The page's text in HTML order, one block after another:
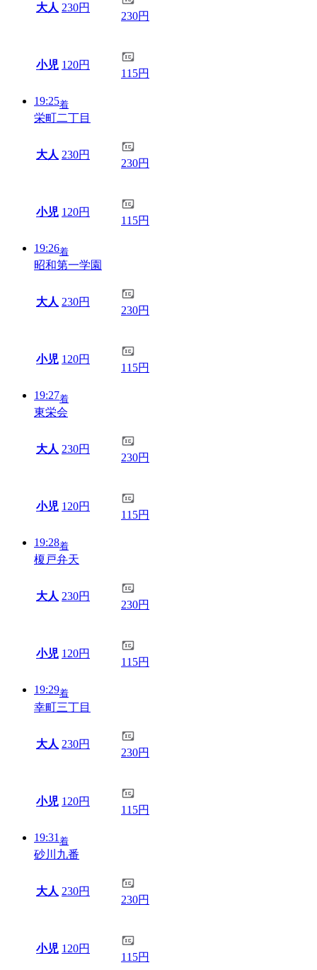
大人 230円
230円
小児 120円
115円
19:25着
栄町二丁目
大人 230円
230円
小児 120円
115円
19:26着
昭和第一学園
大人 230円
230円
小児 120円
115円
19:27着
東栄会
大人 230円
230円
小児 120円
115円
19:28着
榎戸弁天
大人 230円
230円
小児 120円
115円
19:29着
幸町三丁目
大人 230円
230円
小児 120円
115円
19:31 着
砂川九番
大人 230円
230円
小児 120円
115円